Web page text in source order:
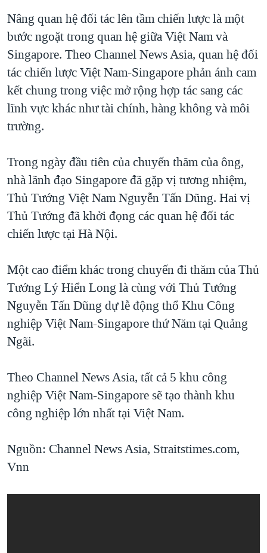
Nâng quan hệ đối tác lên tầm chiến lược là một
bước ngoặt trong quan hệ giữa Việt Nam và
Singapore. Theo Channel News Asia, quan hệ đối
tác chiến lược Việt Nam-Singapore phản ánh cam
kết chung trong việc mở rộng hợp tác sang các
lĩnh vực khác như tài chính, hàng không và môi
trường.
Trong ngày đầu tiên của chuyến thăm của ông,
nhà lãnh đạo Singapore đã gặp vị tương nhiệm,
Thủ Tướng Việt Nam Nguyễn Tấn Dũng. Hai vị
Thủ Tướng đã khởi đọng các quan hệ đối tác
chiến lược tại Hà Nội.
Một cao điểm khác trong chuyến đi thăm của Thủ
Tướng Lý Hiển Long là cùng với Thủ Tướng
Nguyễn Tấn Dũng dự lễ động thổ Khu Công
nghiệp Việt Nam-Singapore thứ Năm tại Quảng
Ngãi.
Theo Channel News Asia, tất cả 5 khu công
nghiệp Việt Nam-Singapore sẽ tạo thành khu
công nghiệp lớn nhất tại Việt Nam.
Nguồn: Channel News Asia, Straitstimes.com,
Vnn